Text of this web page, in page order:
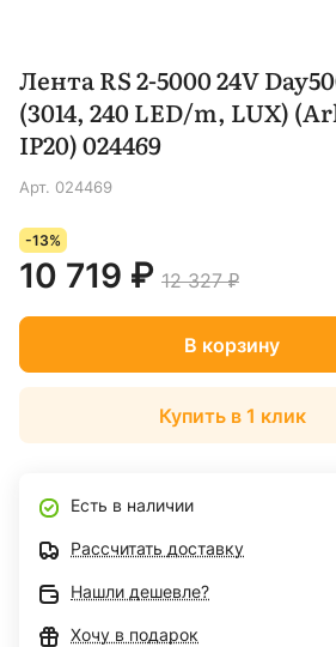
Лента RS 2-5000 24V
(3014, 240 LED/m, LUX)
IP20) 024469
Арт. 024469
-13%
10 719 ₽ 12 327 ₽
В корзину
Купить в 1 клик
Есть в наличии
Рассчитать доставку
Нашли дешевле?
Хочу в подарок